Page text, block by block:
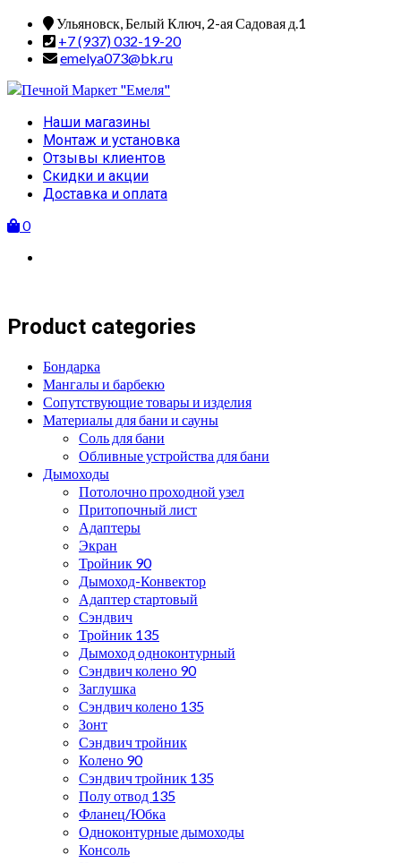
Skip
content
Ульяновск, Белый Ключ, 2-ая Садовая д.1
+7 (937) 032-19-20
emelya073@bk.ru
Primary
Menu
Наши магазины
Монтаж и установка
Отзывы клиентов
Скидки и акции
Доставка и оплата
0
Product categories
Бондарка
Мангалы и барбекю
Сопутствующие товары и изделия
Материалы для бани и сауны
Соль для бани
Обливные устройства для бани
Дымоходы
Потолочно проходной узел
Притопочный лист
Адаптеры
Экран
Тройник 90
Дымоход-Конвектор
Адаптер стартовый
Сэндвич
Тройник 135
Дымоход одноконтурный
Сэндвич колено 90
Заглушка
Сэндвич колено 135
Зонт
Сэндвич тройник
Колено 90
Сэндвич тройник 135
Полу отвод 135
Фланец/Юбка
Одноконтурные дымоходы
Консоль